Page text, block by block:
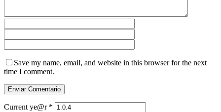
Save my name, email, and website in this browser for the next
time I comment.
Current ye@r *